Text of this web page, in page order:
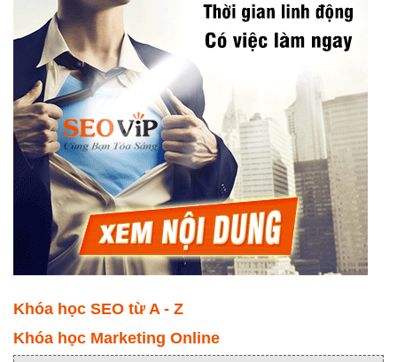
Khóa học SEO từ A - Z
Khóa học Marketing Online